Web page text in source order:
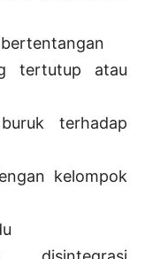
tertutup atau
terhadap
kelompok